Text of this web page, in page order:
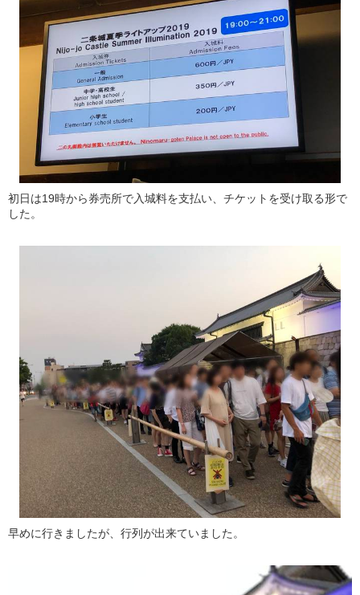
初日は19時から券売所で入城料を支払い、チケットを受け取る形で
した。
早めに行きましたが、行列が出来ていました。